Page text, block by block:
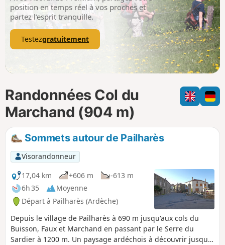
p
position en temps réel à vos proches et
partez l’esprit tranquille.
Testezgratuitement
Randonnées Col du
Marchand (904 m)
Sommets autour de Pailharès
Visorandonneur
17,04 km
+606 m
-613 m
6h 35
Moyenne
Départ à Pailharès (Ardèche)
Depuis le village de Pailharès à 690 m jusqu'aux cols du
Buisson, Faux et Marchand en passant par le Serre du
Sardier à 1200 m. Un paysage ardéchois à découvrir jusque